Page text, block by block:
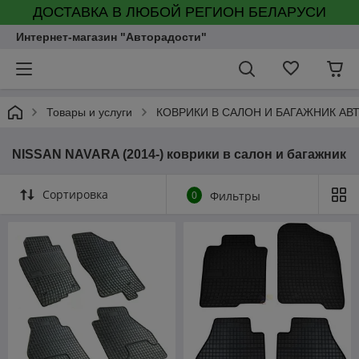
ДОСТАВКА В ЛЮБОЙ РЕГИОН БЕЛАРУСИ
Интернет-магазин "Авторадости"
Товары и услуги КОВРИКИ В САЛОН И БАГАЖНИК
NISSAN NAVARA (2014-) коврики в салон и багажник
Сортировка 0 Фильтры